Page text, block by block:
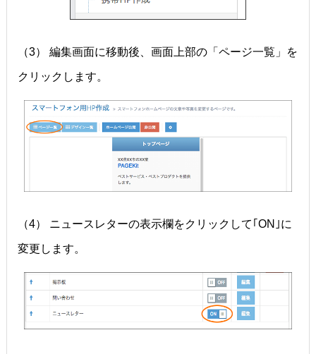
（3） 編集画面に移動後、画面上部の「ページ一覧」を
クリックします。
（4） ニュースレターの表示欄をクリックして｢ON｣に
変更します。